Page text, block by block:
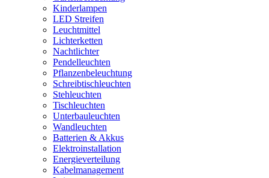
Kinderlampen
LED Streifen
Leuchtmittel
Lichterketten
Nachtlichter
Pendelleuchten
Pflanzenbeleuchtung
Schreibtischleuchten
Stehleuchten
Tischleuchten
Unterbauleuchten
Wandleuchten
Batterien & Akkus
Elektroinstallation
Energieverteilung
Kabelmanagement